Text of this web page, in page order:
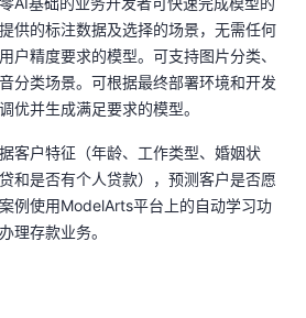
供的标注数据及选择的场景，无需任何
户精度要求的模型。可支持图片分类、
分类场景。可根据最终部署环境和开发
优并生成满足要求的模型。
客户特征（年龄、工作类型、婚姻状
和是否有个人贷款），预测客户是否愿
例使用ModelArts平台上的自动学习功
理存款业务。